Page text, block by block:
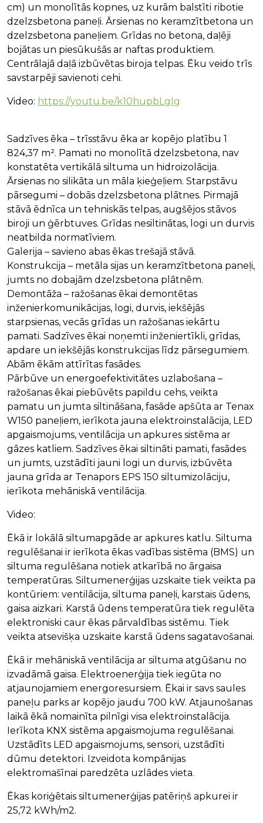
cm) un monolītās kopnes, uz kurām balstīti ribotie
dzelzsbetona paneļi. Ārsienas no keramzītbetona un
dzelzsbetona paneļiem. Grīdas no betona, daļēji
bojātas un piesūkušās ar naftas produktiem.
Centrālajā daļā izbūvētas biroja telpas. Ēku veido trīs
savstarpēji savienoti cehi.
Video: https://youtu.be/k10hupbLgIg
Sadzīves ēka – trīsstāvu ēka ar kopējo platību 1
824,37 m². Pamati no monolītā dzelzsbetona, nav
konstatēta vertikālā siltuma un hidroizolācija.
Ārsienas no silikāta un māla ķieģeļiem. Starpstāvu
pārsegumi – dobās dzelzsbetona plātnes. Pirmajā
stāvā ēdnīca un tehniskās telpas, augšējos stāvos
biroji un ģērbtuves. Grīdas nesiltinātas, logi un durvis
neatbilda normatīviem.
Galerija – savieno abas ēkas trešajā stāvā.
Konstrukcija – metāla sijas un keramzītbetona paneļi,
jumts no dobajām dzelzsbetona plātnēm.
Demontāža – ražošanas ēkai demontētas
inženierkomunikācijas, logi, durvis, iekšējās
starpsienas, vecās grīdas un ražošanas iekārtu
pamati. Sadzīves ēkai noņemti inženiertīkli, grīdas,
apdare un iekšējās konstrukcijas līdz pārsegumiem.
Abām ēkām attīrītas fasādes.
Pārbūve un energoefektivitātes uzlabošana –
ražošanas ēkai piebūvēts papildu cehs, veikta
pamatu un jumta siltināšana, fasāde apšūta ar Tenax
W150 paneļiem, ierīkota jauna elektroinstalācija, LED
apgaismojums, ventilācija un apkures sistēma ar
gāzes katliem. Sadzīves ēkai siltināti pamati, fasādes
un jumts, uzstādīti jauni logi un durvis, izbūvēta
jauna grīda ar Tenapors EPS 150 siltumizolāciju,
ierīkota mehāniskā ventilācija.
Video:
Ēkā ir lokālā siltumapgāde ar apkures katlu. Siltuma
regulēšanai ir ierīkota ēkas vadības sistēma (BMS) un
siltuma regulēšana notiek atkarībā no ārgaisa
temperatūras. Siltumenerģijas uzskaite tiek veikta pa
kontūriem: ventilācija, siltuma paneļi, karstais ūdens,
gaisa aizkari. Karstā ūdens temperatūra tiek regulēta
elektroniski caur ēkas pārvaldības sistēmu. Tiek
veikta atsevišķa uzskaite karstā ūdens sagatavošanai.
Ēkā ir mehāniskā ventilācija ar siltuma atgūšanu no
izvadāmā gaisa. Elektroenerģija tiek iegūta no
atjaunojamiem energoresursiem. Ēkai ir savs saules
paneļu parks ar kopējo jaudu 700 kW. Atjaunošanas
laikā ēkā nomainīta pilnīgi visa elektroinstalācija.
Ierīkota KNX sistēma apgaismojuma regulēšanai.
Uzstādīts LED apgaismojums, sensori, uzstādīti
dūmu detektori. Izveidota kompānijas
elektromašīnai paredzēta uzlādes vieta.
Ēkas koriģētais siltumenerģijas patēriņš apkurei ir
25,72 kWh/m2.